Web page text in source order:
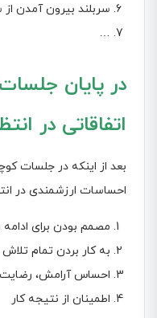
سربلند بیرون آمدن
…
در پایان
اتفاقاتی در
بعد از اینکه در جلسات
احساسات ارزشمندی در
مصمم بودن برای ادامه
به کار بردن تمام
احساس آرامش،
اطمینان از نتیجه کار